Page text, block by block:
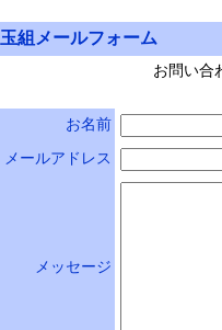
玉組メールフォーム
お問い合
お名前
メールアドレス
メッセージ